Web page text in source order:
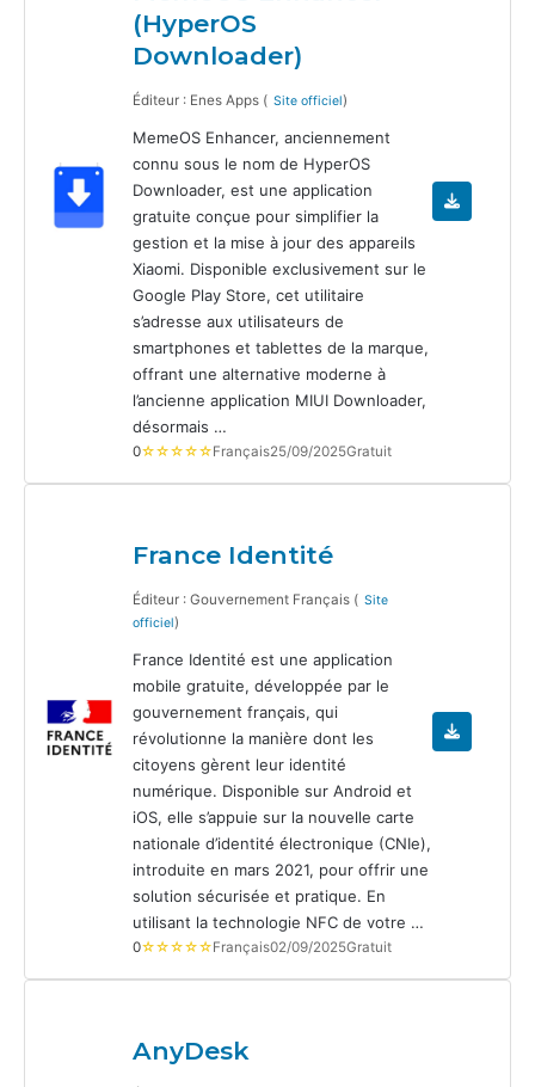
(HyperOS
Downloader)
Éditeur : Enes Apps ( Site officiel)
MemeOS Enhancer, anciennement
connu sous le nom de HyperOS
Downloader, est une application
gratuite conçue pour simplifier la
gestion et la mise à jour des appareils
Xiaomi. Disponible exclusivement sur le
Google Play Store, cet utilitaire
s’adresse aux utilisateurs de
smartphones et tablettes de la marque,
offrant une alternative moderne à
l’ancienne application MIUI Downloader,
désormais …
0☆☆☆☆☆Français25/09/2025Gratuit
France Identité
Éditeur : Gouvernement Français ( Site
officiel)
France Identité est une application
mobile gratuite, développée par le
gouvernement français, qui
révolutionne la manière dont les
citoyens gèrent leur identité
numérique. Disponible sur Android et
iOS, elle s’appuie sur la nouvelle carte
nationale d’identité électronique (CNIe),
introduite en mars 2021, pour offrir une
solution sécurisée et pratique. En
utilisant la technologie NFC de votre …
0☆☆☆☆☆Français02/09/2025Gratuit
AnyDesk